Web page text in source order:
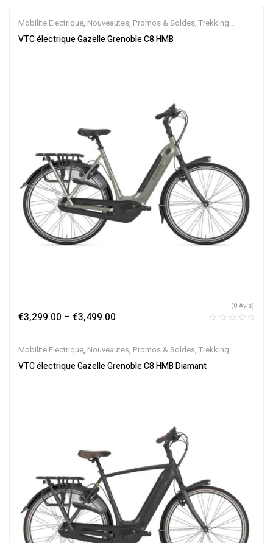
Mobilite Electrique, Nouveautes, Promos & Soldes, Trekking
électrique,Vélo électrique ville,Velos Electriques
VTC électrique Gazelle Grenoble C8 HMB
€3,299.00 – €3,499.00
(0 Avis)
Mobilite Electrique, Nouveautes, Promos & Soldes, Trekking
électrique,Vélo électrique ville,Velos Electriques,VTC Electrique
VTC électrique Gazelle Grenoble C8 HMB Diamant